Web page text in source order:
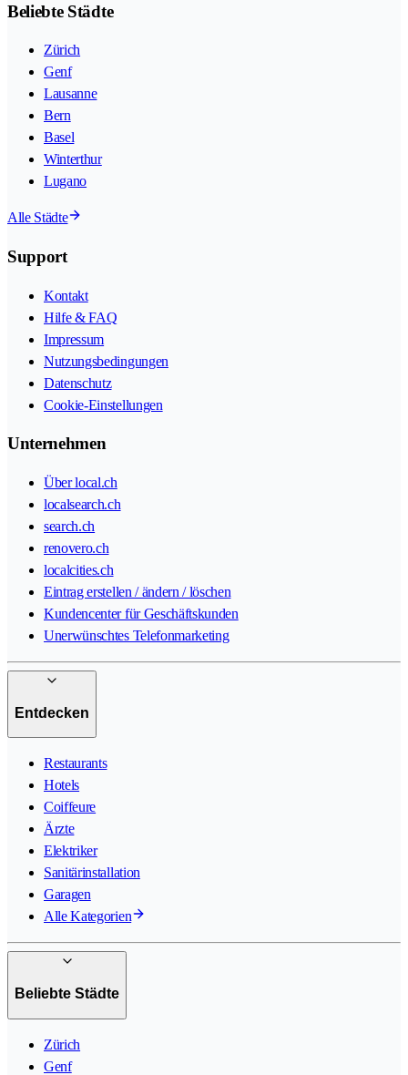
Beliebte Städte
Zürich
Genf
Lausanne
Bern
Basel
Winterthur
Lugano
Alle Städte
Support
Kontakt
Hilfe & FAQ
Impressum
Nutzungsbedingungen
Datenschutz
Cookie-Einstellungen
Unternehmen
Über local.ch
localsearch.ch
search.ch
renovero.ch
localcities.ch
Eintrag erstellen / ändern / löschen
Kundencenter für Geschäftskunden
Unerwünschtes Telefonmarketing
Entdecken
Restaurants
Hotels
Coiffeure
Ärzte
Elektriker
Sanitärinstallation
Garagen
Alle Kategorien
Beliebte Städte
Zürich
Genf